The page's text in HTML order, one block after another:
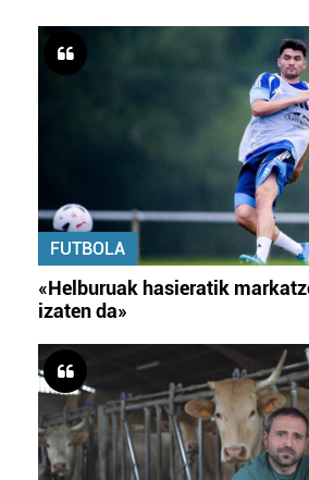
FUTBOLA
«Helburuak hasieratik
izaten da»